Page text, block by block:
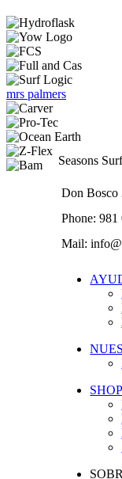
mrs palmers
Seasons
Don Bosco
Phone: 981
Mail:
SHOP